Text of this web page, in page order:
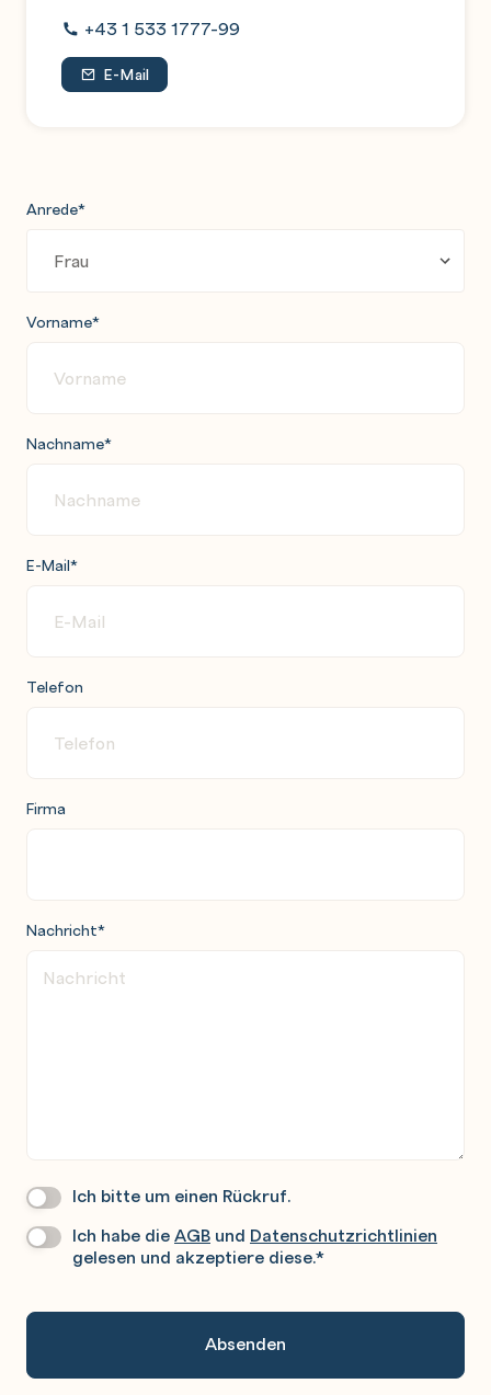
+43 1 533 1777-99
E-Mail
Anrede*
Vorname*
Nachname*
E-Mail*
Telefon
Firma
Nachricht*
Wir
Sie
Ich bitte um einen Rückruf.
Datenschutz*
Ich habe dieAGB und Datenschutzrichtlinien
gelesen und akzeptiere diese.*